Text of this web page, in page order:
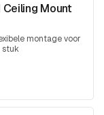
Ceiling Mount
montage voor
stuk